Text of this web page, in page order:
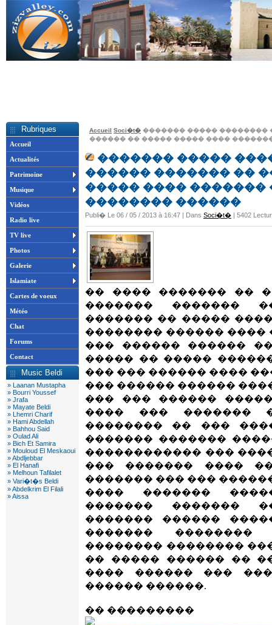
Rubriques
Accueil
Actualités
Patrimoine
Musique
Vidéos
Radio live
TV live
Photos
Galerie
Islamiate
Cartes de voeux
Météo
Chat
Forums
Contact
Music Beldi
» Laanan Mustapha
» Bourri Youssef
» Jrafa
» Mayate Beldi
» Lhemri Charif
» Hami Abdellah
» Bahhou Said
» Oulad Ali
» Bich Et Samira
» Mouloud El Meskaoui
» Abdljebbar
» El Hanafi
» Melhoun Tafilalet
» Vari�t�s Beldi
» Abdelkrim El Filali
» Aissa
Accueil Soci�t� ������� ����� ��������
������ �� ����� ����� ����
������� �����
������ ������� ��
����� ���� �������
�������� ������
Publi� Le 06 / 05 / 2013 à 16:47 | Dans Soci�t� | 5402
�� ���� ������� ��
������� �������
������� �� �����
�������� ������ ����
��� ������ ������
����� �� �����
��� ��� ������ ����
��� ������ ������
��� ��� ������
���� ��� �������
�������� �� ���
������� �������
������������ ���
��� ������� ����
������� ��� ���
���� �������
������� �������
������� ������
������� ��������
�������� ��������
�� ����� ������ ��
���� ������ ���
������ ������.
�� ���������